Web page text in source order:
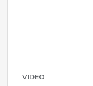
VIDEO